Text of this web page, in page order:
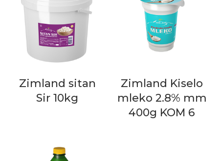
Zimland sitan
Sir 10kg
Zimland Kiselo
mleko 2.8% mm
400g KOM 6